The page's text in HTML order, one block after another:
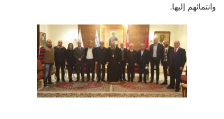
وانتمائهم إليها.